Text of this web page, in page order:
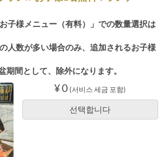
子様メニュー（有料）」での数量選択は
人数が多い場合のみ、追加されるお子様
期間として、除外になります。
¥ 0 (서비스 세금 포함)
선택합니다